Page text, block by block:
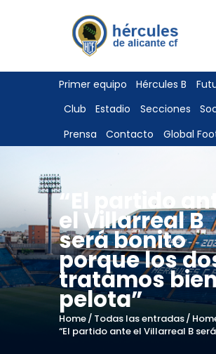
Primer equipo Hércules B
Club
Estadio Secciones
Prensa
Contacto Global
“El partido
el Villarreal B
será bonito
porque los
tratamos
pelota”
Home Todas las entradas
“El partido ante el Villarreal B
ENTRADAS
TIENDA
HÉRCULESCF100